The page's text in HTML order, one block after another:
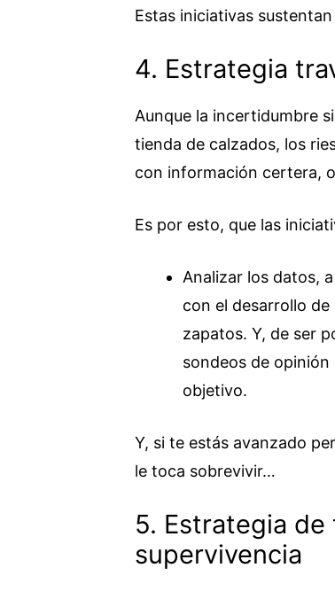
Estas iniciativas
4. Estrategia
Aunque la incertidumbre
tienda de calzados, los
con información certera,
Es por esto, que las
Analizar los datos,
con el desarrollo
zapatos. Y, de ser
sondeos de
objetivo.
Y, si te estás avanzado
le toca sobrevivir…
5. Estrategia
supervivencia